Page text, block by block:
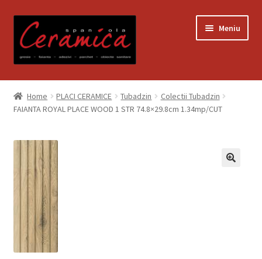
la
navigare
la
conținut
Meniu
Prima pagină
Blog
Contact
Contul meu
Despre noi
Home PLACI CERAMICE Tubadzin
Colectii Tubadzin
FAIANTA ROYAL PLACE WOOD 1 STR 74.8×29.8cm 1.34mp/CUT